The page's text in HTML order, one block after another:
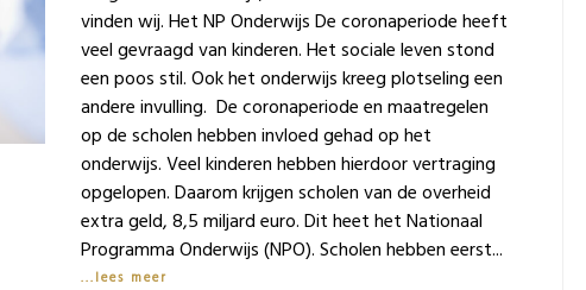
vinden wij. Het NP Onderwijs De coronaperiode heeft
veel gevraagd van kinderen. Het sociale leven stond
een poos stil. Ook het onderwijs kreeg plotseling een
andere invulling. De coronaperiode en maatregelen
op de scholen hebben invloed gehad op het
onderwijs. Veel kinderen hebben hierdoor vertraging
opgelopen. Daarom krijgen scholen van de overheid
extra geld, 8,5 miljard euro. Dit heet het Nationaal
Programma Onderwijs (NPO). Scholen hebben eerst...
lees meer